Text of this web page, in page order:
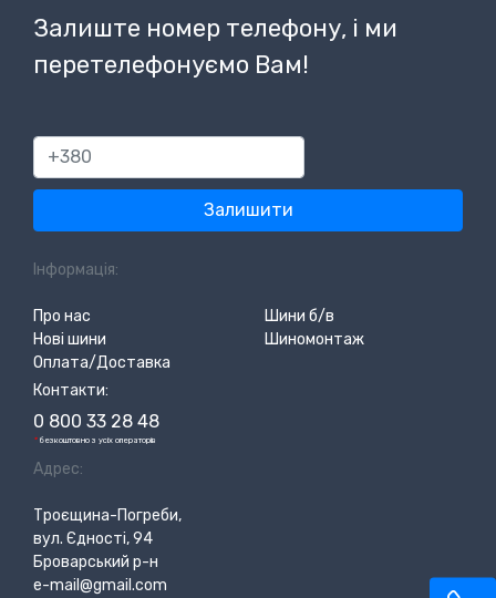
Залиште номер телефону, і ми
перетелефонуємо Вам!
380
Залишити
Інформація:
Про нас
Шини б/в
Нові шини
Шиномонтаж
Оплата/Доставка
Контакти:
0 800 33 28 48
*безкоштовно з усіх операторів
Адрес:
Троєщина-Погреби,
вул. Єдності, 94
Броварський р-н
e-mail@gmail.com